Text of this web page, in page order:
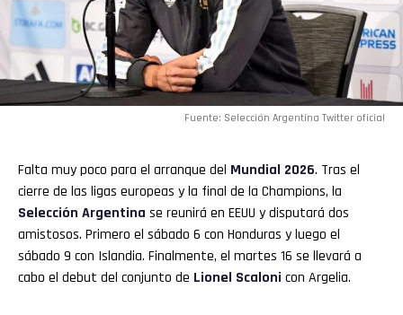
Fuente: Selección Argentina Twitter oficial
Falta muy poco para el arranque del Mundial 2026. Tras el
cierre de las ligas europeas y la final de la Champions, la
Selección Argentina se reunirá en EEUU y disputará dos
amistosos. Primero el sábado 6 con Honduras y luego el
sábado 9 con Islandia. Finalmente, el martes 16 se llevará a
cabo el debut del conjunto de Lionel Scaloni con Argelia.